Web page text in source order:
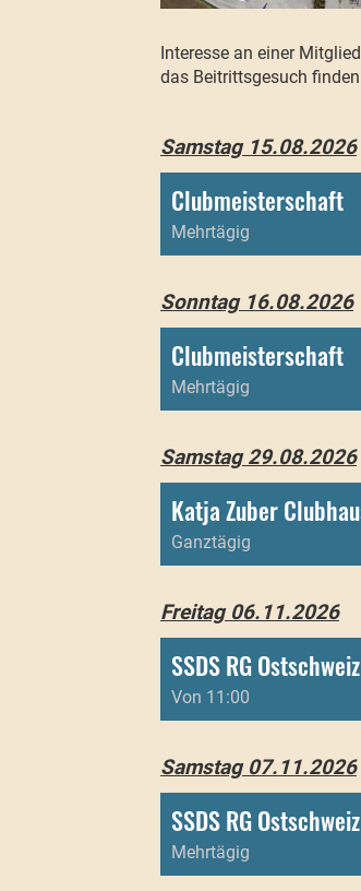
Interesse an einer
das Beitrittsgesuch
Samstag 15.08.2026
Clubmeisterschaft
Mehrtägig
Sonntag 16.08.2026
Clubmeisterschaft
Mehrtägig
Samstag 29.08.2026
Katja Zuber
Ganztägig
Freitag 06.11.2026
Von 11:00
Samstag 07.11.2026
Mehrtägig